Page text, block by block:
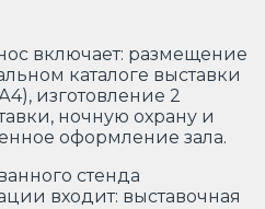
включает: размещение
каталоге выставки
изготовление 2
ночную охрану и
оформление зала.
стенда
входит: выставочная